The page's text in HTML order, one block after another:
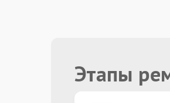
Этапы